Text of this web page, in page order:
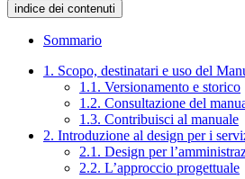
indice dei contenuti
Sommario
1. Scopo, destinatari e uso del
1.1. Versionamento e storico
1.2. Consultazione del
1.3. Contribuisci al manuale
2. Introduzione al design per i
2.1. Design per
2.2. L’approccio progettuale